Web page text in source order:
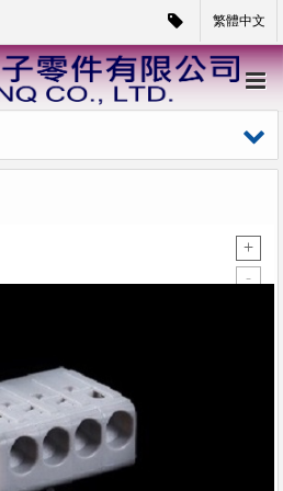
繁體中文